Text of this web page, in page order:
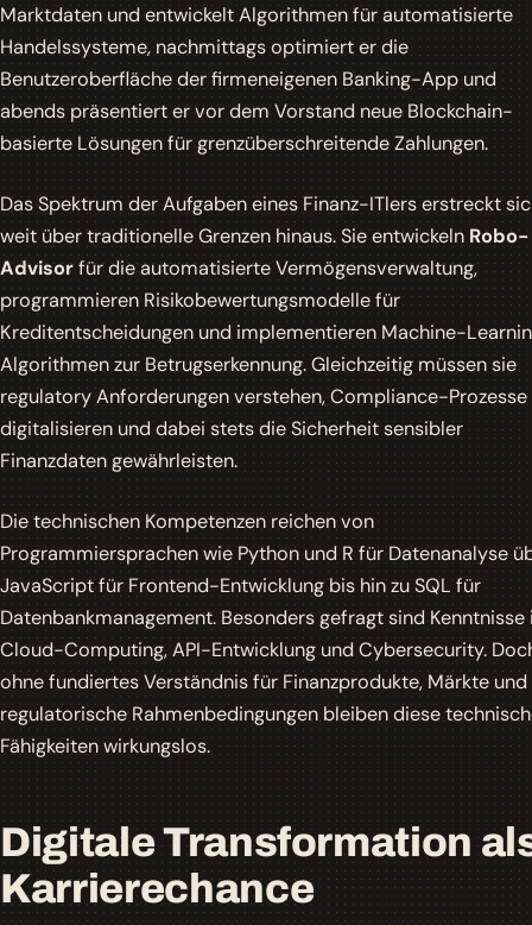
Marktdaten und entwickelt Algorithmen für automatisierte
Handelssysteme, nachmittags optimiert er die
Benutzeroberfläche der firmeneigenen Banking-App und
abends präsentiert er vor dem Vorstand neue Blockchain-
basierte Lösungen für grenzüberschreitende Zahlungen.
Das Spektrum der Aufgaben eines Finanz-ITlers erstreckt
weit über traditionelle Grenzen hinaus. Sie entwickelnRobo-
Advisorfür die automatisierte Vermögensverwaltung,
programmieren Risikobewertungsmodelle für
Kreditentscheidungen und implementieren Machine-
Algorithmen zur Betrugserkennung. Gleichzeitig müssen sie
regulatory Anforderungen verstehen, Compliance-Prozesse
digitalisieren und dabei stets die Sicherheit sensibler
Finanzdaten gewährleisten.
Die technischen Kompetenzen reichen von
Programmiersprachen wie Python und R für Datenanalyse
JavaScript für Frontend-Entwicklung bis hin zu SQL für
Datenbankmanagement. Besonders gefragt sind Kenntnisse
Cloud-Computing, API-Entwicklung und Cybersecurity.
ohne fundiertes Verständnis für Finanzprodukte, Märkte und
regulatorische Rahmenbedingungen bleiben diese
Fähigkeiten wirkungslos.
Digitale Transformation
Karrierechance